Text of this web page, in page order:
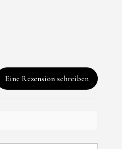
Eine Rezension schreiben